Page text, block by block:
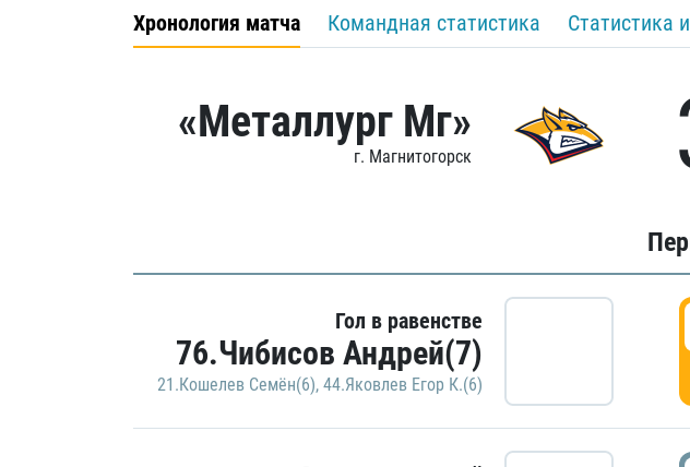
Хронология матча Командная статистика Статистика
«Металлург Мг»
г. Магнитогорск
Гол в равенстве
76.Чибисов Андрей(7)
21.Кошелев Семён(6), 44.Яковлев Егор К.(6)